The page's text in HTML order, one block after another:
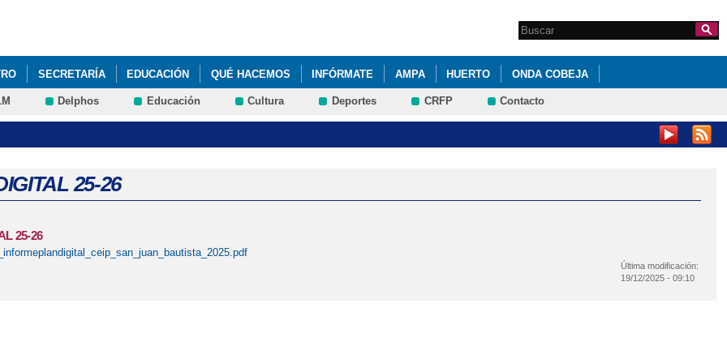
Formulario de
búsqueda
Search this site
SECRETARÍA EDUCACIÓN QUÉ HACEMOS INFÓRMATE AMPA HUERTO ONDA COBEJA
Delphos Educación Cultura Deportes CRFP Contacto
25-26
25-26
Última modificación:
19/12/2025 - 09:10